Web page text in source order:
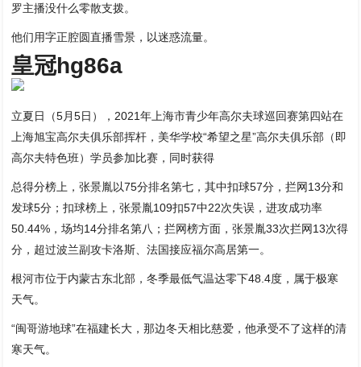
罗主播没什么零散支拨。
他们用字正腔圆直播雪景，以迷惑流量。
皇冠hg86a
立夏日（5月5日），2021年上海市青少年高尔夫球巡回赛第四站在
上海旭宝高尔夫俱乐部挥杆，美华学校“希望之星”高尔夫俱乐部（即
高尔夫特色班）学员参加比赛，同时获得
总得分榜上，张景胤以75分排名第七，其中扣球57分，拦网13分和
发球5分；扣球榜上，张景胤109扣57中22次失误，进攻成功率
50.44%，场均14分排名第八；拦网榜方面，张景胤33次拦网13次得
分，超过波兰副攻卡洛斯、法国接应福尔高居第一。
根河市位于内蒙古东北部，冬季最低气温达零下48.4度，属于极寒
天气。
“闽哥游地球”在福建长大，那边冬天相比慈爱，他承受不了这样的清
寒天气。